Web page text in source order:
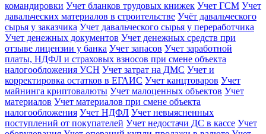
командировки Учет бланков трудовых книжек Учет ГСМ Учет
давальческих материалов в строительстве Учёт давальческого
сырья у заказчика Учет давальческого сырья у переработчика
Учет денежных документов Учет денежных средств при
отзыве лицензии у банка Учет запасов Учет заработной
платы, НДФЛ и страховых взносов при смене объекта
налогообложения УСН Учет затрат на ДМС Учет и
корректировка остатков в ЕГАИС Учет канцтоваров Учет
майнинга криптовалюты Учет малоценных объектов Учет
материалов Учет материалов при смене объекта
налогообложения Учет НДФЛ Учет невыясненных
поступлений от покупателей Учет недостачи ДС в кассе Учет